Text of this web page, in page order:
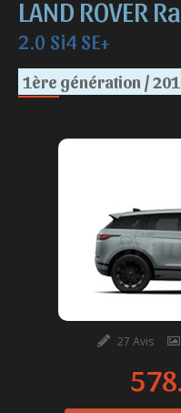
LAND ROVER
2.0 Si4 SE+
1ère génération /
27 Avis